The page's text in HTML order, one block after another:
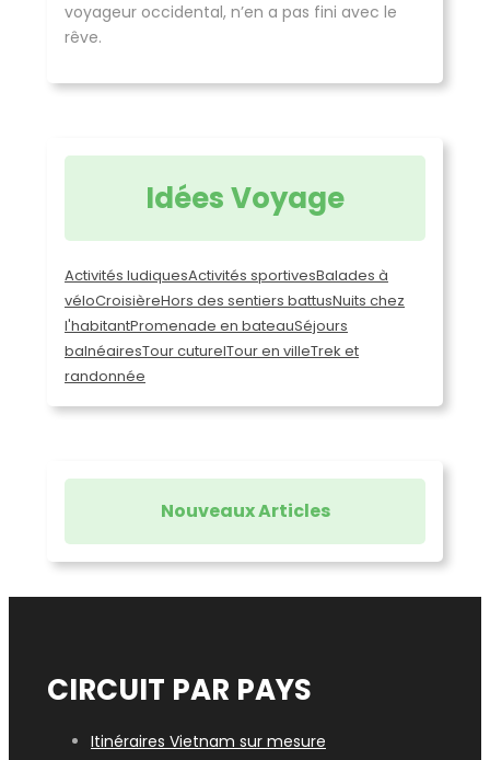
voyageur occidental, n’en a pas fini avec le
rêve.
Idées Voyage
Activités ludiquesActivités sportivesBalades à
véloCroisièreHors des sentiers battusNuits chez
l'habitantPromenade en bateauSéjours
balnéairesTour cuturelTour en villeTrek et
randonnée
Nouveaux Articles
CIRCUIT PAR PAYS
Itinéraires Vietnam sur mesure